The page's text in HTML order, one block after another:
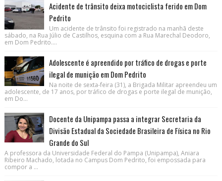
Acidente de trânsito deixa motociclista ferido em Dom
Pedrito
Um acidente de trânsito foi registrado na manhã deste
sábado, na Rua Júlio de Castilhos, esquina com a Rua Marechal Deodoro,
em Dom Pedrito....
Adolescente é apreendido por tráfico de drogas e porte
ilegal de munição em Dom Pedrito
Na noite de sexta-feira (31), a Brigada Militar apreendeu um
adolescente, de 17 anos, por tráfico de drogas e porte ilegal de munição,
em Do...
Docente da Unipampa passa a integrar Secretaria da
Divisão Estadual da Sociedade Brasileira de Física no Rio
Grande do Sul
A professora da Universidade Federal do Pampa (Unipampa), Aniara
Ribeiro Machado, lotada no Campus Dom Pedrito, foi empossada para
compor a ...